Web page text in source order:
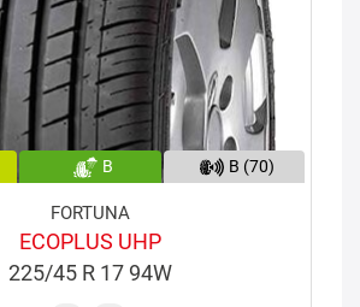
B B (70)
FORTUNA
ECOPLUS UHP
225/45 R 17 94W